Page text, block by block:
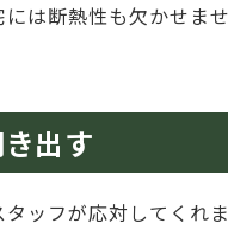
は断熱性も欠かせま
出す
ッフが応対してくれ